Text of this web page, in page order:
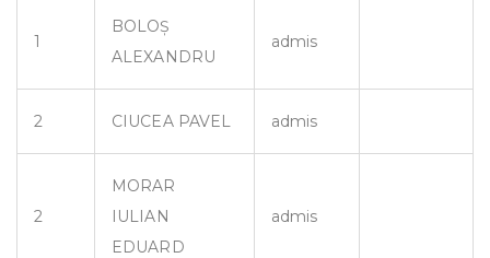
1
BOLOȘ
ALEXANDRU
admis
2 CIUCEA PAVEL admis
2
MORAR
IULIAN
EDUARD
admis